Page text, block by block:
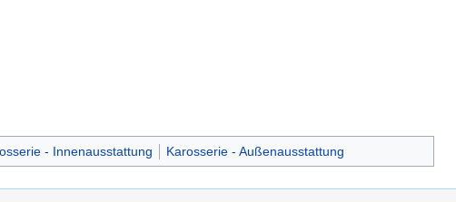
- Innenausstattung Karosserie - Außenausstattung